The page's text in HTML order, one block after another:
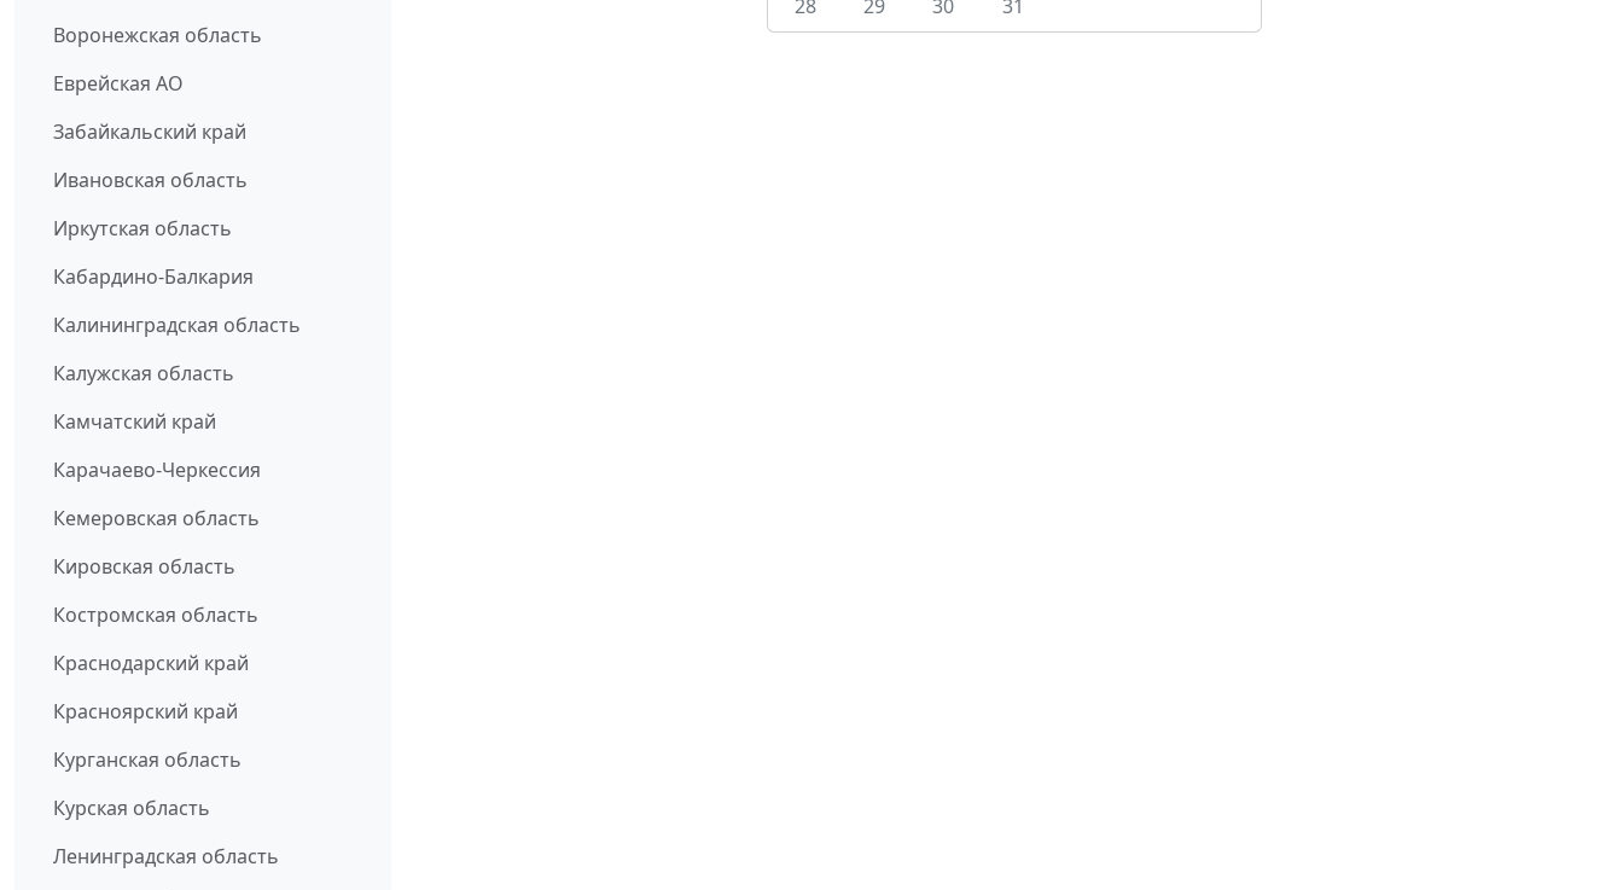
Воронежская область
Еврейская АО
Забайкальский край
Ивановская область
Иркутская область
Кабардино-Балкария
Калининградская область
Калужская область
Камчатский край
Карачаево-Черкессия
Кемеровская область
Кировская область
Костромская область
Краснодарский край
Красноярский край
Курганская область
Курская область
Ленинградская область
28
29 30 31